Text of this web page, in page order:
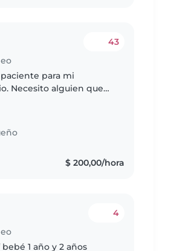
43
para mi
Necesito alguien que
$ 200,00/hora
4
1 año y 2 años